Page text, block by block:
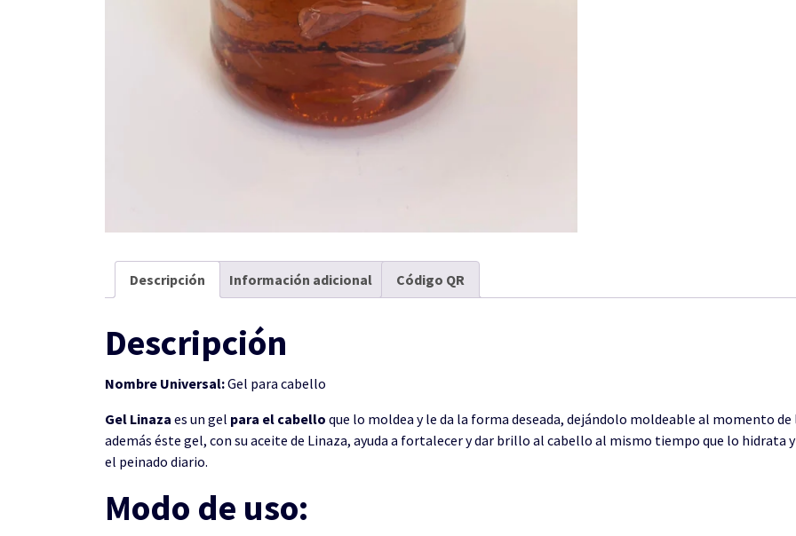
Descripción Información adicional Código QR
Descripción
Nombre Universal:Gel para cabello
Gel Linaza es un gel para el cabello que lo moldea y le da la forma deseada, dejándolo moldeable al momento
además éste gel, con su aceite de Linaza, ayuda a fortalecer y dar brillo al cabello al mismo tiempo que lo hidrata
el peinado diario.
Modo de uso: